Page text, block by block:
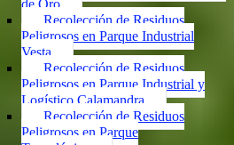
de Oro
Recolección de Residuos
Peligrosos en Parque Industrial
Vesta
Recolección de Residuos
Peligrosos en Parque Industrial y
Logístico Calamandra
Recolección de Residuos
Peligrosos en Parque